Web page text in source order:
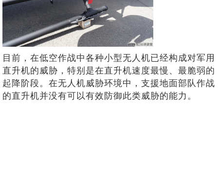
目前，在低空作战中各种小型无人机已经构成对军用
直升机的威胁，特别是在直升机速度最慢、最脆弱的
起降阶段。在无人机威胁环境中，支援地面部队作战
的直升机并没有可以有效防御此类威胁的能力。